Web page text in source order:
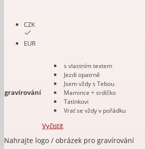
CZK
EUR
gravírování
s vlastním textem
Jezdi opatrně
Jsem vždy s Tebou
Mamince + srdíčko
Tatínkovi
Vrať se vždy v pořádku
Vyčistit
Upload an image